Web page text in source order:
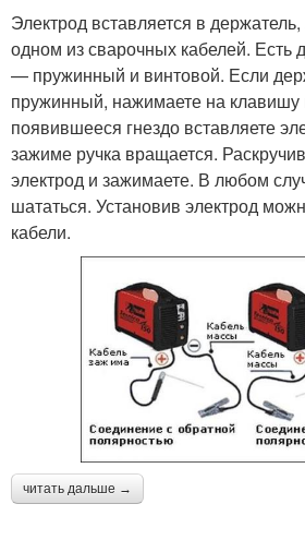
Электрод вставляется в
одном из сварочных кабелей. Есть
— пружинный и винтовой. Если
пружинный, нажимаете на клавишу
появившееся гнездо вставляете
зажиме ручка вращается.
электрод и зажимаете. В любом
шататься. Установив электрод
кабели.
читать дальше →